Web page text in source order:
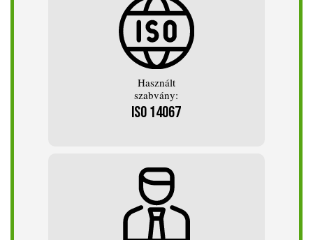
Használt
szabvány:
ISO 14067